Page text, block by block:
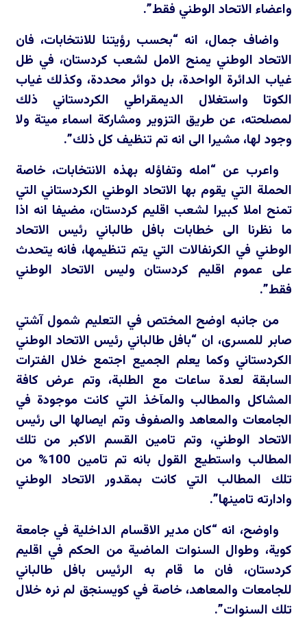
واعضاء الاتحاد الوطني فقط”.
واضاف جمال، انه “بحسب رؤيتنا للانتخابات، فان
الاتحاد الوطني يمنح الامل لشعب كردستان، في ظل
غياب الدائرة الواحدة، بل دوائر محددة، وكذلك غياب
الكوتا واستغلال الديمقراطي الكردستاني ذلك
لمصلحته، عن طريق التزوير ومشاركة اسماء ميتة ولا
وجود لها، مشيرا الى انه تم تنظيف كل ذلك”.
واعرب عن “امله وتفاؤله بهذه الانتخابات، خاصة
الحملة التي يقوم بها الاتحاد الوطني الكردستاني التي
تمنح املا كبيرا لشعب اقليم كردستان، مضيفا انه اذا
ما نظرنا الى خطابات بافل طالباني رئيس الاتحاد
الوطني في الكرنفالات التي يتم تنظيمها، فانه يتحدث
على عموم اقليم كردستان وليس الاتحاد الوطني
فقط”.
من جانبه اوضح المختص في التعليم شمول آشتي
صابر للمسرى، ان “بافل طالباني رئيس الاتحاد الوطني
الكردستاني وكما يعلم الجميع اجتمع خلال الفترات
السابقة لعدة ساعات مع الطلبة، وتم عرض كافة
المشاكل والمطالب والمآخذ التي كانت موجودة في
الجامعات والمعاهد والصفوف وتم ايصالها الى رئيس
الاتحاد الوطني، وتم تامين القسم الاكبر من تلك
المطالب واستطيع القول بانه تم تامين 100% من
تلك المطالب التي كانت بمقدور الاتحاد الوطني
وادارته تامينها”.
واوضح، انه “كان مدير الاقسام الداخلية في جامعة
كوية، وطوال السنوات الماضية من الحكم في اقليم
كردستان، فان ما قام به الرئيس بافل طالباني
للجامعات والمعاهد، خاصة في كويسنجق لم نره خلال
تلك السنوات”.